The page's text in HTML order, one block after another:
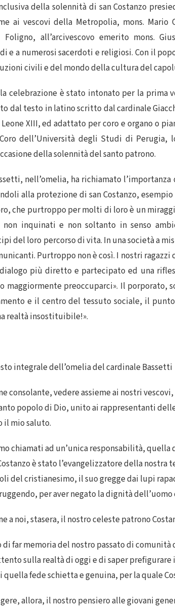
della solennità di san Costanzo
ai vescovi della Metropolia, mons. Mario
all’arcivescovo emerito mons.
e a numerosi sacerdoti e religiosi. Con il
civili e del mondo della cultura del
celebrazione è stato intonato per la prima
dal testo in latino scritto dal cardinale
Leone XIII, ed adattato per coro e organo o
dell’Università degli Studi di Perugia,
della solennità del santo patrono.
nell’omelia, ha richiamato
alla protezione di san Costanzo,
che purtroppo per molti di loro è un
non inquinati e non soltanto in senso
del loro percorso di vita. In una società a
Purtroppo non è così. I nostri
più diretto e partecipato ed una
preoccuparci». Il porporato,
e il centro del tessuto sociale, il
realtà insostituibile!».
integrale dell’omelia del cardinale Bassetti
consolante, vedere assieme ai nostri
popolo di Dio, unito ai rappresentanti
il mio saluto.
chiamati ad un’unica responsabilità, quella
è stato l’evangelizzatore della nostra
del cristianesimo, il suo gregge dai lupi
per aver negato la dignità
a noi, stasera, il nostro celeste patrono
di far memoria del nostro passato di
sulla realtà di oggi e di saper
quella fede schietta e genuina, per la quale
allora, il nostro pensiero alle giovani